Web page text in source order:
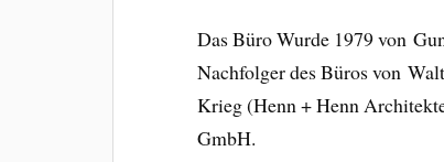
Das Büro Wurde 1979 von
Nachfolger des Büros von
Krieg (Henn + Henn
GmbH.